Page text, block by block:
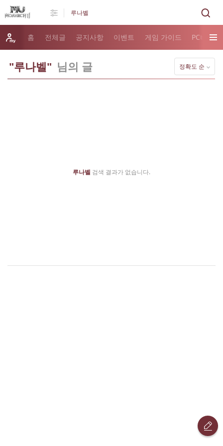
홈 전체글 공지사항 이벤트 게임 가이드 PC버전
"루나벨" 님의 글 정확도 순
루나벨 검색 결과가 없습니다.